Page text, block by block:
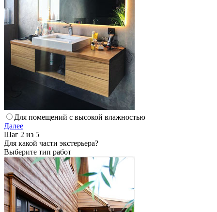
Для помещений с высокой влажностью
Далее
Шаг 2 из 5
Для какой части экстерьера?
Выберите тип работ